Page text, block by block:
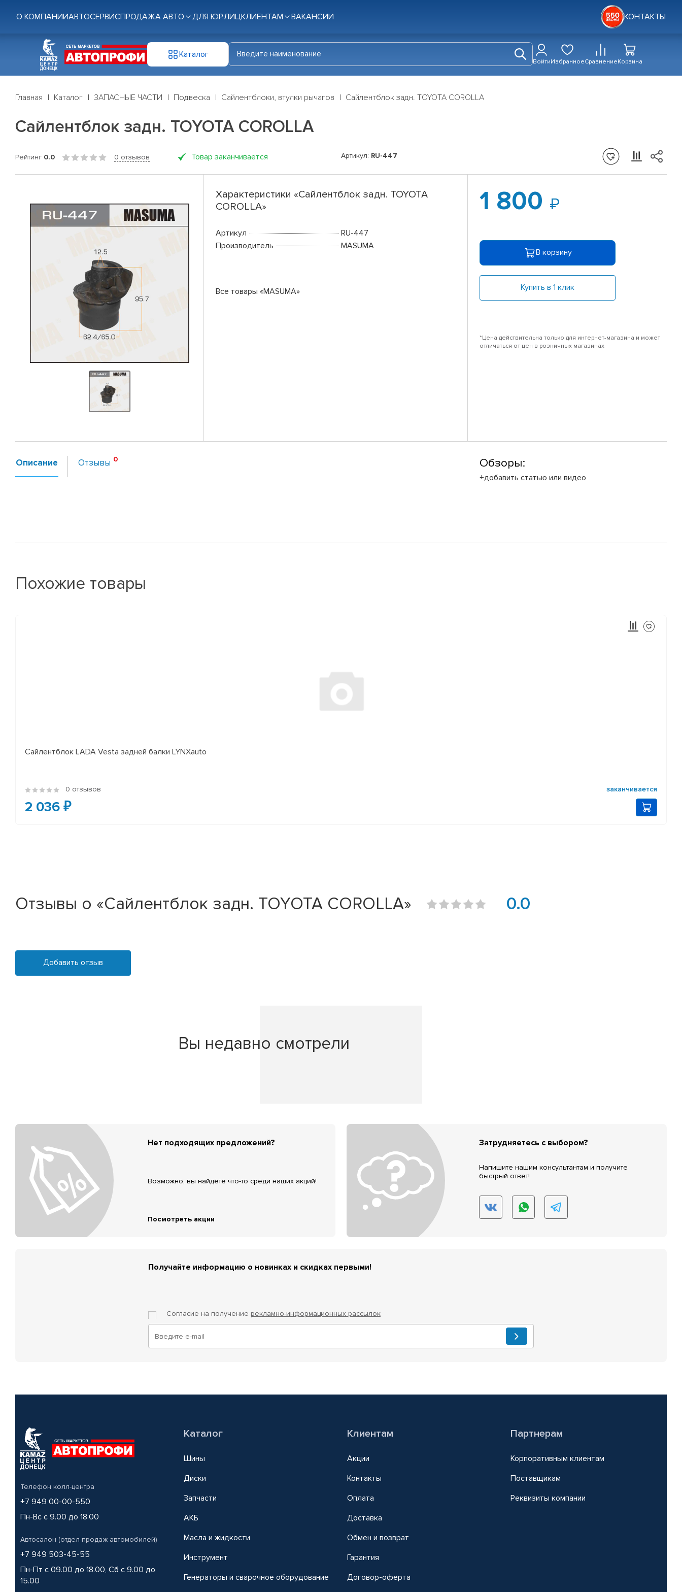
О КОМПАНИИАВТОСЕРВИСПРОДАЖА АВТО ДЛЯ ЮР.ЛИЦКЛИЕНТАМ ВАКАНСИИ КОНТАКТЫ
Каталог
ВойтиИзбранноеСравнениеКорзина
Главная Каталог ЗАПАСНЫЕ ЧАСТИ Подвеска Сайлентблоки, втулки рычагов Сайлентблок задн. TOYOTA COROLLA
Сайлентблок задн. TOYOTA COROLLA
Рейтинг 0.0 0 отзывов Товар заканчивается Артикул: RU-447
Характеристики «Сайлентблок задн. TOYOTA
COROLLA»
Артикул
RU-447
Производитель
MASUMA
Все товары «MASUMA»
1 800
В корзину
Купить в 1 клик
*Цена действительна только для интернет-магазина и может
отличаться от цен в розничных магазинах
Описание Отзывы Обзоры:
+добавить статью или видео
Похожие товары
Сайлентблок LADA Vesta задней балки LYNXauto
0 отзывов заканчивается
2 036 ₽
Отзывы о «Сайлентблок задн. TOYOTA COROLLA» 0.0
Добавить отзыв
Вы недавно смотрели
Нет подходящих предложений?
Возможно, вы найдёте что-то среди наших акций!
Посмотреть акции
Затрудняетесь с выбором?
Напишите нашим консультантам и получите
быстрый ответ!
Получайте информацию о новинках и скидках первыми!
Согласие на получение рекламно-информационных рассылок
Телефон колл-центра
+7 949 00-00-550
Пн-Вс с 9.00 до 18.00
Автосалон (отдел продаж автомобилей)
+7 949 503-45-55
Пн-Пт с 09.00 до 18.00, Сб с 9.00 до
15.00
Каталог
Шины
Диски
Запчасти
АКБ
Масла и жидкости
Инструмент
Генераторы и сварочное оборудование
Клиентам
Акции
Контакты
Оплата
Доставка
Обмен и возврат
Гарантия
Договор-оферта
Партнерам
Корпоративным клиентам
Поставщикам
Реквизиты компании